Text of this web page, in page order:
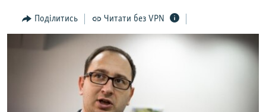
Перейти
до
ПОГЛЯД
СПЕЦПРОЕКТИ
ЯК ОБІЙТИ БЛОКУВАННЯ
Поділитись Читати без VPN